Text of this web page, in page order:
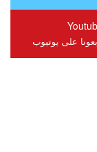
على يوتيوب